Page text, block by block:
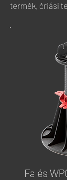
termék, óriási
Fa és